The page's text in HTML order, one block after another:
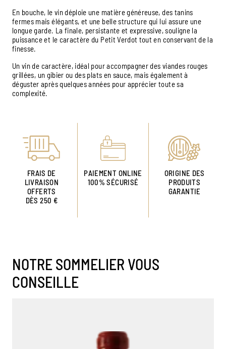
En bouche, le vin déploie une matière généreuse, des tanins
fermes mais élégants, et une belle structure qui lui assure une
longue garde. La finale, persistante et expressive, souligne la
puissance et le caractère du Petit Verdot tout en conservant de la
finesse.
Un vin de caractère, idéal pour accompagner des viandes rouges
grillées, un gibier ou des plats en sauce, mais également à
déguster après quelques années pour apprécier toute sa
complexité.
FRAIS DE
LIVRAISON
OFFERTS
DÈS 250 €
PAIEMENT ONLINE
100% SÉCURISÉ
ORIGINE DES
PRODUITS
GARANTIE
NOTRE SOMMELIER VOUS
CONSEILLE